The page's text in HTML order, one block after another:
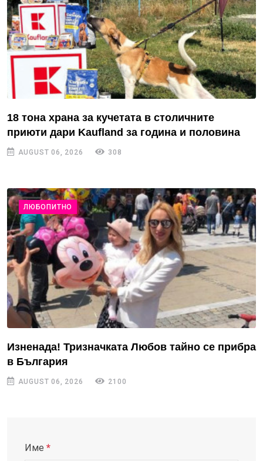
18 тона храна за кучетата в столичните
приюти дари Kaufland за година и половина
AUGUST 06, 2026 308
ЛЮБОПИТНО
Изненада! Тризначката Любов тайно се прибра
в България
AUGUST 06, 2026 2100
Име *